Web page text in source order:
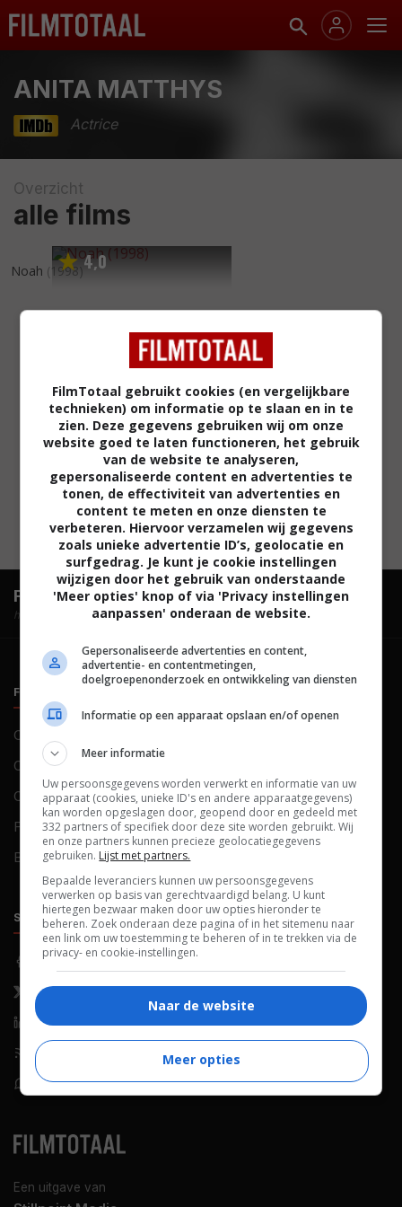
ANITA MATTHYS
Actrice
Overzicht
alle films
4,0
Noah (1998)
FilmTotaal.Hét online filmoverzicht.
hosted by
Een uitgave van
FILMTOTAAL
Contact
Over ons
Colofon
FAQ
Blog
Cookies
Cookievoorkeuren
SOCIALS
Facebook
X (Twitter)
LinkedIn
RSS-feed
WhatsApp
ONTDEKKEN
Nieuws
Netflix
Films op tv
Bioscoop
FilmTotaal gebruikt cookies (en vergelijkbare
technieken) om informatie op te slaan en in te
zien. Deze gegevens gebruiken wij om onze
website goed te laten functioneren, het gebruik
van de website te analyseren,
gepersonaliseerde content en advertenties te
tonen, de effectiviteit van advertenties en
content te meten en onze diensten te
verbeteren. Hiervoor verzamelen wij gegevens
zoals unieke advertentie ID’s, geolocatie en
surfgedrag. Je kunt je cookie instellingen
wijzigen door het gebruik van onderstaande
'Meer opties' knop of via 'Privacy instellingen
aanpassen' onderaan de website.
Gepersonaliseerde advertenties en content,
advertentie- en contentmetingen,
doelgroepenonderzoek en ontwikkeling van diensten
Informatie op een apparaat opslaan en/of openen
Meer informatie
Uw persoonsgegevens worden verwerkt en informatie van uw
apparaat (cookies, unieke ID's en andere apparaatgegevens)
kan worden opgeslagen door, geopend door en gedeeld met
332 partners of specifiek door deze site worden gebruikt. Wij
en onze partners kunnen precieze geolocatiegegevens
gebruiken. Lijst met partners.
Bepaalde leveranciers kunnen uw persoonsgegevens
verwerken op basis van gerechtvaardigd belang. U kunt
hiertegen bezwaar maken door uw opties hieronder te
beheren. Zoek onderaan deze pagina of in het sitemenu naar
een link om uw toestemming te beheren of in te trekken via de
privacy- en cookie-instellingen.
Naar de website
Meer opties